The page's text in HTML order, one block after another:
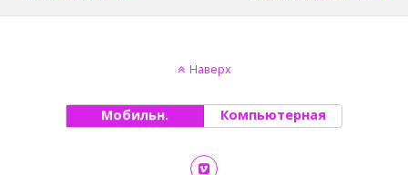
Наверх
Мобильн. Компьютерная